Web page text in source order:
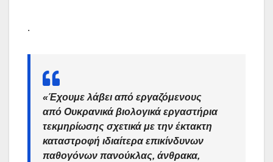
.
«Έχουμε λάβει από εργαζόμενους
από Ουκρανικά βιολογικά εργαστήρια
τεκμηρίωσης σχετικά με την έκτακτη
καταστροφή ιδιαίτερα επικίνδυνων
παθογόνων πανούκλας, άνθρακα,